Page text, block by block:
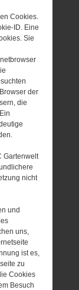
Cookies.
ID. Eine
Sie
der
die
Gartenwelt
nicht
und
uns,
ist es,
zu
Cookies
Besuch